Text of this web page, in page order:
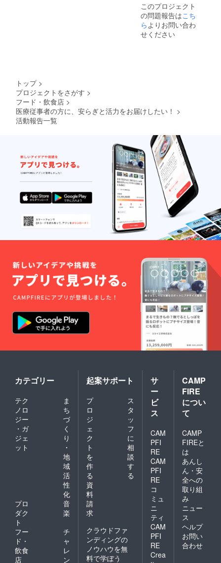
させて
頂きま
す 送
料負担
し￥420
以上の
ドリン
クは、
￥420と
は郵送
す 送
料負担
はござ
いませ
ん
※コー
ヒーチ
ケット
は全店
舗共通
択して
コー
ヒーチ
ケット
は全て
のドリ
ンクに
ご利用
いただ
けます
ただ
し￥430
以上の
ドリン
クは、
分をお
支払い
いただ
きます
※コー
ヒーチ
ケット
は郵送
させて
頂きま
料負担
ん
このプロジェクト
の問題報告はこち
らよりお問い合わ
せください
トップ >
プロジェクトをさがす >
フード・飲食店 >
医療従事者の方に、安らぎと活力をお届けしたい！ >
活動報告一覧
カテゴリー
テク
ノロ
ジー
・ガ
ジェ
ット
ま
ち
づ
く
り
・
地
域
活
性
化
プロ
ダク
ト
音
楽
フー
ド・
飲食
店
チ
ャ
レ
ン
起案サポート
プ
ロ
ジ
ェ
ク
ト
を
作
る
ス
タ
ッ
フ
に
相
談
す
る
資
料
請
求
クラウドファ
ンディングの
ノウハウを無
料で学ぼう
サ
ー
ビ
ス
CAM
PFI
RE
CAM
PFI
RE
コ
ミュ
ニ
ティ
CAM
PFI
RE
Crea
CAMP
FIRE
につい
て
CAMP
FIREと
は
あんし
ん・安
全への
取り組
み
ニュー
ス
ヘルプ
お問い
合わせ